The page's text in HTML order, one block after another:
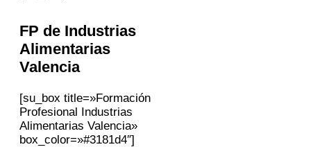
FP de Industrias
Alimentarias
Valencia
[su_box title=»Formación
Profesional Industrias
Alimentarias Valencia»
box_color=»#3181d4″]